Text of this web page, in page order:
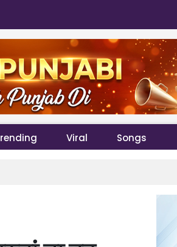
Viral Songs